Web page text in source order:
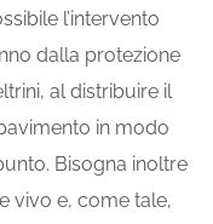
l’intervento
dalla protezione
al distribuire il
in modo
Bisogna inoltre
vivo e, come tale,